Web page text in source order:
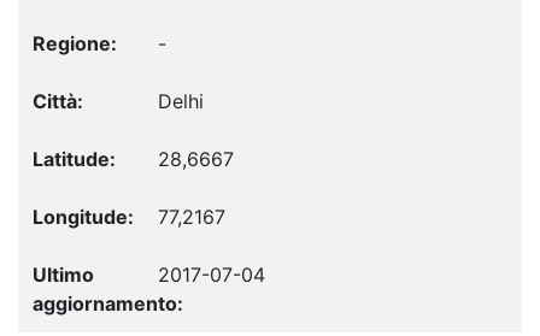
-
Delhi
28,6667
77,2167
2017-07-04